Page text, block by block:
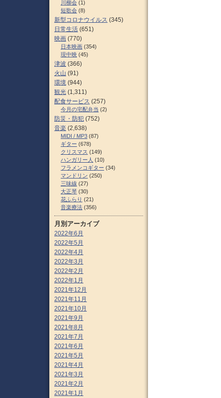
川柳会 (1)
短歌会 (8)
新型コロナウイルス (345)
日常生活 (651)
映画 (770)
日本映画 (354)
現中映 (45)
津波 (366)
火山 (91)
環境 (944)
観光 (1,311)
配食サービス (257)
今月の宅配弁当 (2)
防災・防犯 (752)
音楽 (2,638)
MIDI / MP3 (87)
ギター (678)
クリスマス (149)
ハンガリー人 (10)
フラメンコギター (34)
マンドリン (250)
三味線 (27)
大正琴 (30)
花ふらり (21)
音楽療法 (356)
月別アーカイブ
2022年6月
2022年5月
2022年4月
2022年3月
2022年2月
2022年1月
2021年12月
2021年11月
2021年10月
2021年9月
2021年8月
2021年7月
2021年6月
2021年5月
2021年4月
2021年3月
2021年2月
2021年1月